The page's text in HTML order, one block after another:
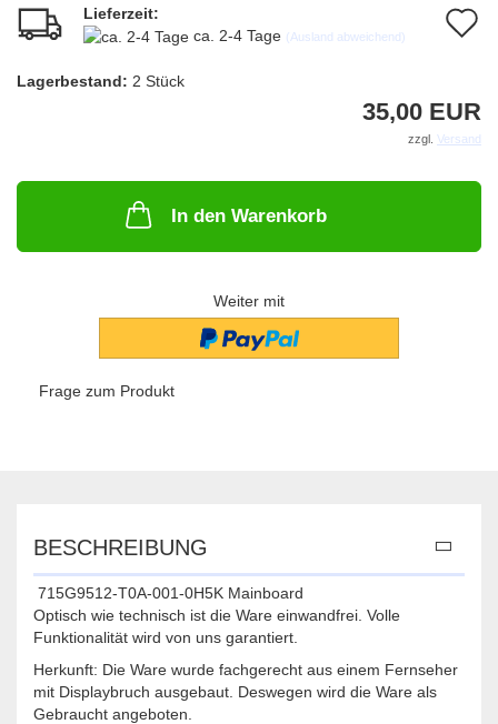
Lieferzeit:
ca. 2-4 Tage (Ausland abweichend)
Lagerbestand: 2 Stück
35,00 EUR
zzgl. Versand
In den Warenkorb
Weiter mit
Frage zum Produkt
BESCHREIBUNG
715G9512-T0A-001-0H5K Mainboard
Optisch wie technisch ist die Ware einwandfrei. Volle
Funktionalität wird von uns garantiert.
Herkunft: Die Ware wurde fachgerecht aus einem Fernseher
mit Displaybruch ausgebaut. Deswegen wird die Ware als
Gebraucht angeboten.